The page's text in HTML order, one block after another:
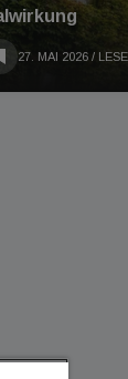
27. MAI 2026 /